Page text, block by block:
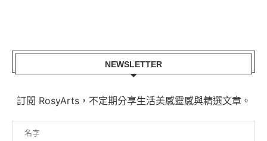
NEWSLETTER
訂閱 RosyArts，不定期分享生活美感靈感與精選文章。